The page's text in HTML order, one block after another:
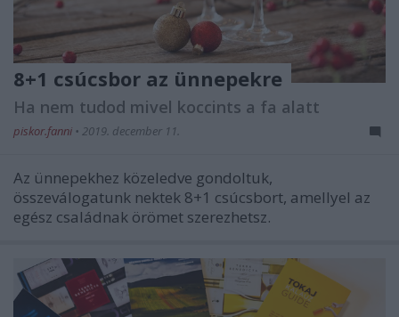
8+1 csúcsbor az ünnepekre
Ha nem tudod mivel koccints a fa alatt
piskor.fanni • 2019. december 11.
Az ünnepekhez közeledve gondoltuk,
összeválogatunk nektek 8+1 csúcsbort, amellyel az
egész családnak örömet szerezhetsz.